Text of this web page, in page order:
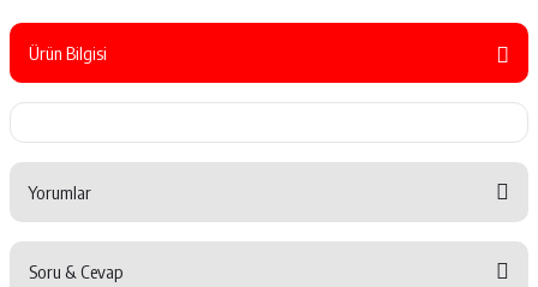
Ürün Bilgisi
Yorumlar
Soru & Cevap